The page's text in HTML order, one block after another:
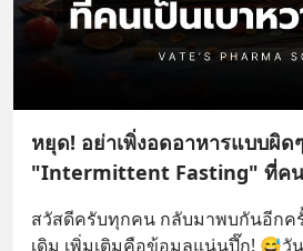
หยุด! อย่าเพิ่งอดอาหารแบบผิด
"Intermittent Fasting" ที่คน
สวัสดีครับทุกคน กลับมาพบกันอีกค
เดิม เพิ่มเติมคือข้อมูลแน่นปึ๊ก! 😅วั